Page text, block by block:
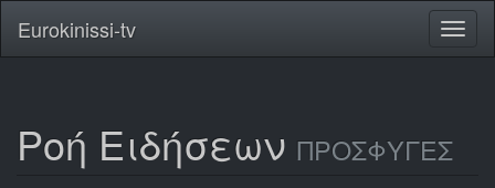
Eurokinissi-tv
Ροή Ειδήσεων ΠΡΟΣΦΥΓΕΣ